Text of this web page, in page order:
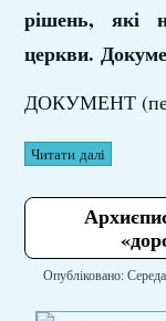
рішень, які
церкви.
ДОКУМЕНТ
Читати далі
Опубліковано: